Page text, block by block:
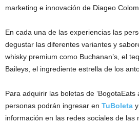
marketing e innovación de Diageo
En cada una de las experiencias las
degustar las diferentes variantes y
whisky premium como Buchanan’s, el
Baileys, el ingrediente estrella de los
Para adquirir las boletas de ‘BogotaEats
personas podrán ingresar en TuBoleta
información en las redes sociales de las